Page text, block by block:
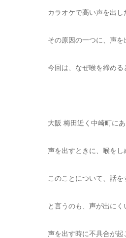
カラオケで高い声を出
その原因の一つに、声を
今回は、なぜ喉を締める
大阪 梅田近く中崎町に
声を出すときに、喉をし
このことについて、話を
と言うのも、声が出に
声を出す時に不具合が起